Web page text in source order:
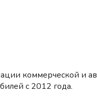
коммерческой и
c 2012 года.